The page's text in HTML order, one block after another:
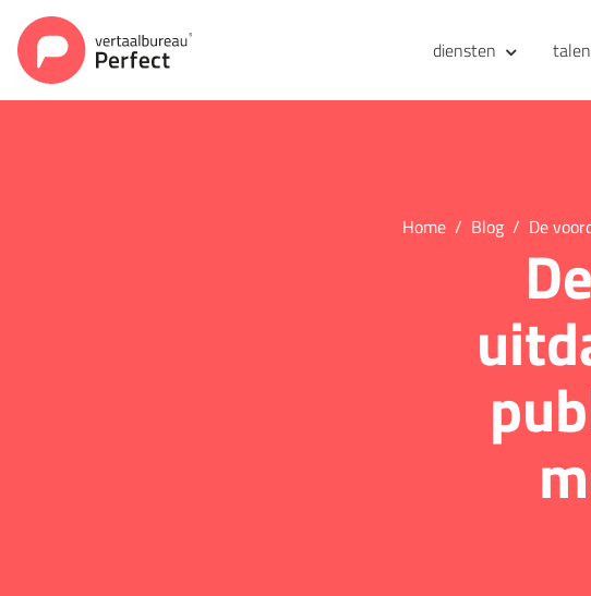
diensten talen
Home Blog De